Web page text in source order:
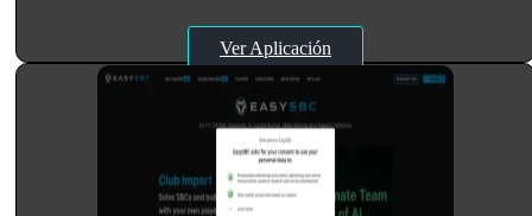
Ver Aplicación